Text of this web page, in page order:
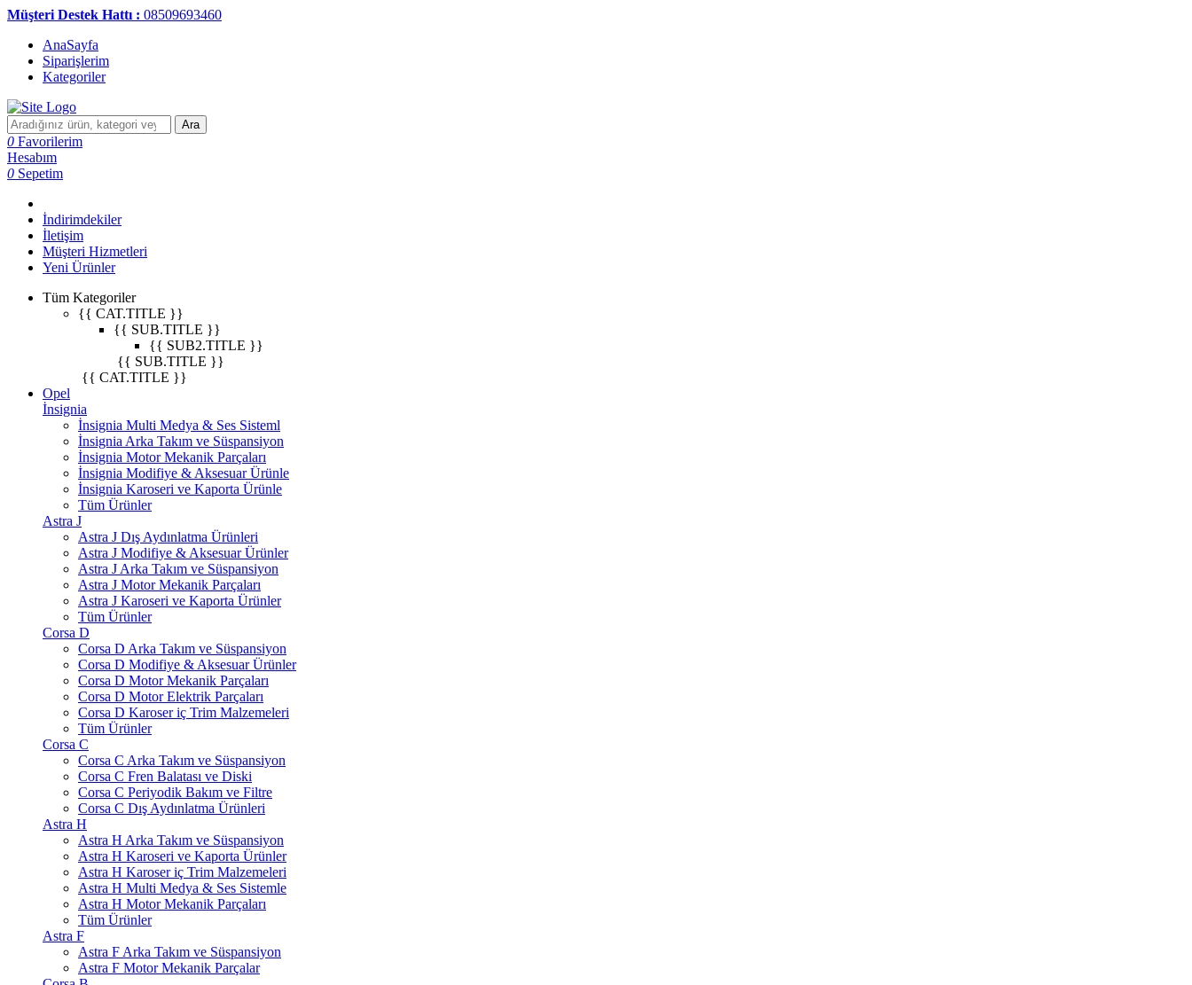
Müşteri Destek Hattı : 08509693460
AnaSayfa
Siparişlerim
Kategoriler
Ara
0 Favorilerim
Hesabım
0 Sepetim
İndirimdekiler
İletişim
Müşteri Hizmetleri
Yeni Ürünler
Tüm Kategoriler
{{ CAT.TITLE }}
{{ SUB.TITLE }}
{{ SUB2.TITLE }}
{{ SUB.TITLE }}
{{ CAT.TITLE }}
Opel
İnsignia
İnsignia Multi Medya & Ses Sisteml
İnsignia Arka Takım ve Süspansiyon
İnsignia Motor Mekanik Parçaları
İnsignia Modifiye & Aksesuar Ürünle
İnsignia Karoseri ve Kaporta Ürünle
Tüm Ürünler
Astra J
Astra J Dış Aydınlatma Ürünleri
Astra J Modifiye & Aksesuar Ürünler
Astra J Arka Takım ve Süspansiyon
Astra J Motor Mekanik Parçaları
Astra J Karoseri ve Kaporta Ürünler
Tüm Ürünler
Corsa D
Corsa D Arka Takım ve Süspansiyon
Corsa D Modifiye & Aksesuar Ürünler
Corsa D Motor Mekanik Parçaları
Corsa D Motor Elektrik Parçaları
Corsa D Karoser iç Trim Malzemeleri
Tüm Ürünler
Corsa C
Corsa C Arka Takım ve Süspansiyon
Corsa C Fren Balatası ve Diski
Corsa C Periyodik Bakım ve Filtre
Corsa C Dış Aydınlatma Ürünleri
Astra H
Astra H Arka Takım ve Süspansiyon
Astra H Karoseri ve Kaporta Ürünler
Astra H Karoser iç Trim Malzemeleri
Astra H Multi Medya & Ses Sistemle
Astra H Motor Mekanik Parçaları
Tüm Ürünler
Astra F
Astra F Arka Takım ve Süspansiyon
Astra F Motor Mekanik Parçalar